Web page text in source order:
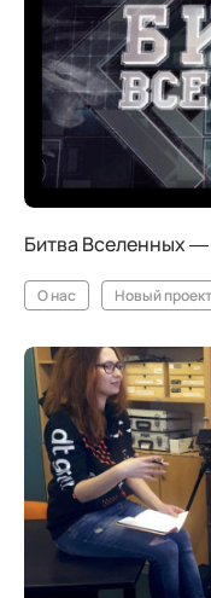
Битва Вселенных
О нас Новый проект